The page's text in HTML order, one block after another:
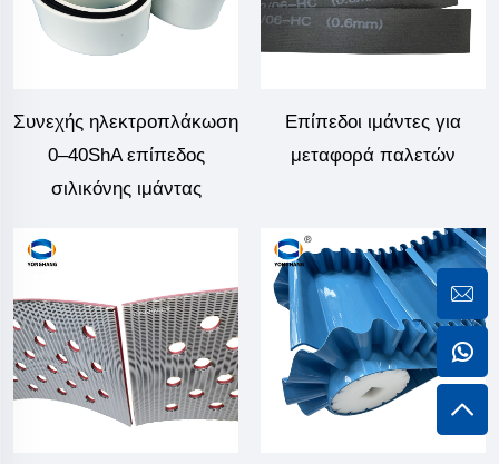
Συνεχής ηλεκτροπλάκωση
0–40ShA επίπεδος
σιλικόνης ιμάντας
Επίπεδοι ιμάντες για
μεταφορά παλετών